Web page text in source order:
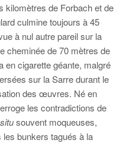
kilomètres de Forbach et de
culmine toujours à 45
à nul autre pareil sur la
cheminée de 70 mètres de
en cigarette géante, malgré
sur la Sarre durant le
des œuvres. Né en
les contradictions de
souvent moqueuses,
bunkers tagués à la